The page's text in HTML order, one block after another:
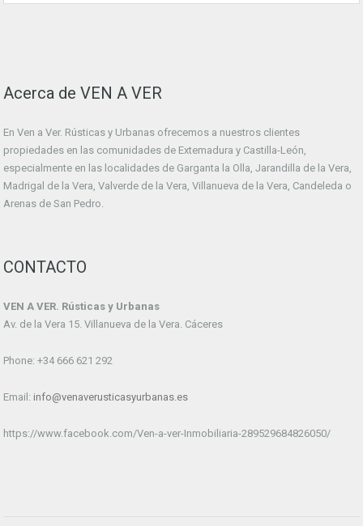
Acerca de VEN A VER
En Ven a Ver. Rústicas y Urbanas ofrecemos a nuestros clientes
propiedades en las comunidades de Extemadura y Castilla-León,
especialmente en las localidades de Garganta la Olla, Jarandilla de la Vera,
Madrigal de la Vera, Valverde de la Vera, Villanueva de la Vera, Candeleda o
Arenas de San Pedro.
CONTACTO
VEN A VER. Rústicas y Urbanas
Av. de la Vera 15. Villanueva de la Vera. Cáceres
Phone: +34 666 621 292
Email: info@venaverusticasyurbanas.es
https://www.facebook.com/Ven-a-ver-Inmobiliaria-289529684826050/